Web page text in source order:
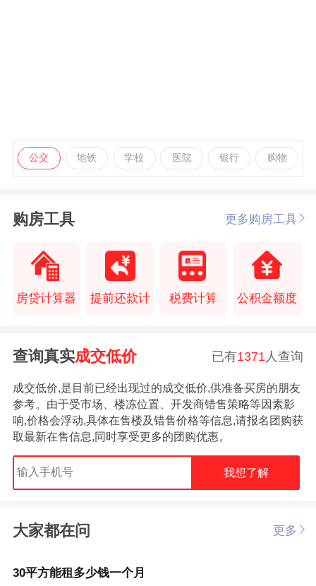
公交 地铁 学校 医院 银行 购物
购房工具 更多购房工具
房贷计算器 提前还款计 税费计算 公积金额度
查询真实成交低价 已有1371人查询
成交低价,是目前已经出现过的成交低价,供准备买房的朋友
参考。由于受市场、楼冻位置、开发商错售策略等因素影
响,价格会浮动,具体在售楼及错售价格等信息,请报名团购获
取最新在售信息,同时享受更多的团购优惠。
我想了解
大家都在问 更多
30平方能租多少钱一个月